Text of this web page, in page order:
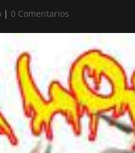
| 0 Comentarios